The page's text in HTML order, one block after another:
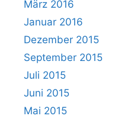
März 2016
Januar 2016
Dezember 2015
September 2015
Juli 2015
Juni 2015
Mai 2015